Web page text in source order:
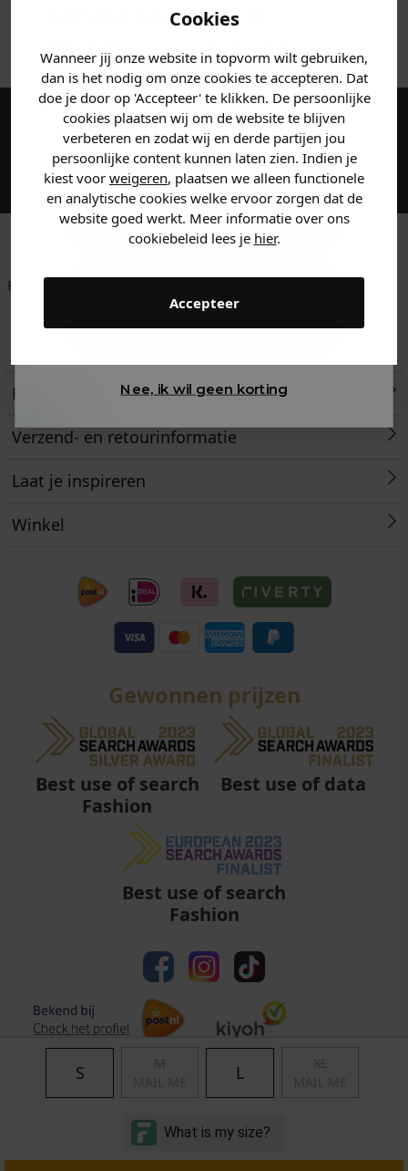
Cookies
Wanneer jij onze website in topvorm wilt gebruiken,
dan is het nodig om onze cookies te accepteren. Dat
doe je door op 'Accepteer' te klikken. De persoonlijke
cookies plaatsen wij om de website te blijven
verbeteren en zodat wij en derde partijen jou
persoonlijke content kunnen laten zien. Indien je
kiest voor weigeren, plaatsen we alleen functionele
en analytische cookies welke ervoor zorgen dat de
website goed werkt. Meer informatie over ons
cookiebeleid lees je hier.
Accepteer
S L
ANDERE BESTELDEN OOK
Maak een account aan en ontvang 5%
korting op je eerste bestelling!
Betaal achteraf met
is morgen in huis!*
Retourneren
Verzend- en retourinformatie
Laat je inspireren
Winkel
Gewonnen prijzen
Best use of search
Fashion
Best use of data
Best use of search
Fashion
Algemene voorwaarden | Privacy
© Copyright 2011 - 2026 Soccerfanshop
korting ontvangen!
Vertel ons waar je naar op
zoek bent en claim direct
jouwkorting.
Heren kleding
Dames kleding
Kids kleding
Nee, ik wil geen korting